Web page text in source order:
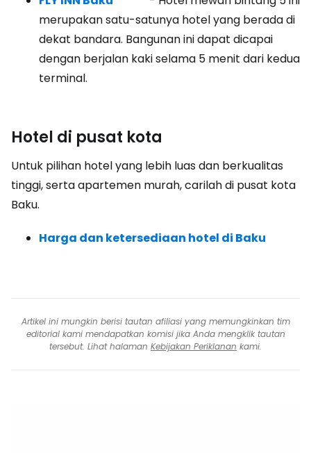
merupakan satu-satunya hotel yang berada di
dekat bandara. Bangunan ini dapat dicapai
dengan berjalan kaki selama 5 menit dari kedua
terminal.
Hotel di pusat kota
Untuk pilihan hotel yang lebih luas dan berkualitas
tinggi, serta apartemen murah, carilah di pusat kota
Baku.
Harga dan ketersediaan hotel di Baku
Artikel ini mungkin berisi tautan afiliasi yang memungkinkan tim
editorial kami mendapatkan komisi jika Anda mengklik tautan
tersebut. Lihat halaman Kebijakan Periklanan kami.